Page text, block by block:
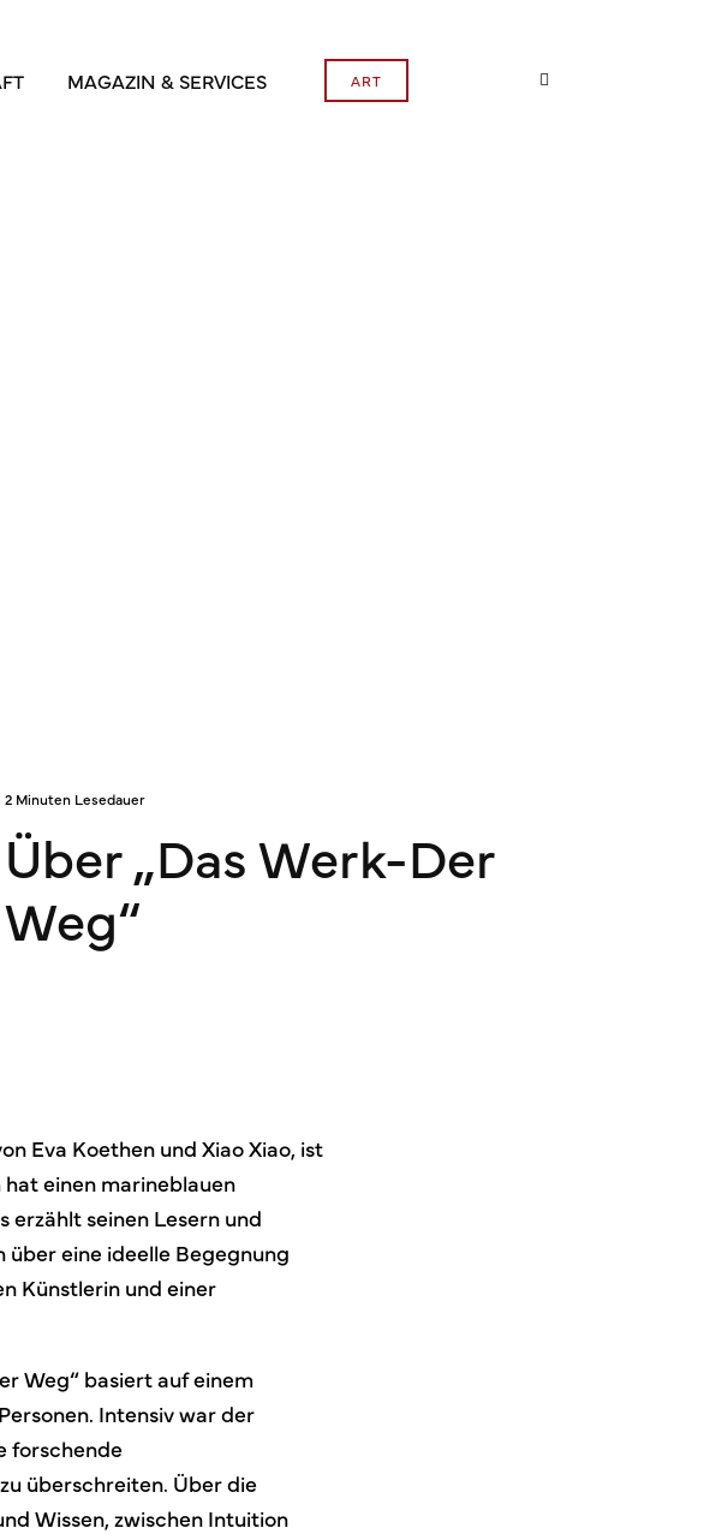
MAGAZIN & SERVICES ART
2 Minuten Lesedauer
Über „Das Werk-Der
Weg“
Eva Koethen und Xiao Xiao, ist
einen marineblauen
erzählt seinen Lesern und
über eine ideelle Begegnung
Künstlerin und einer
Weg“ basiert auf einem
Intensiv war der
forschende
überschreiten. Über die
Wissen, zwischen Intuition